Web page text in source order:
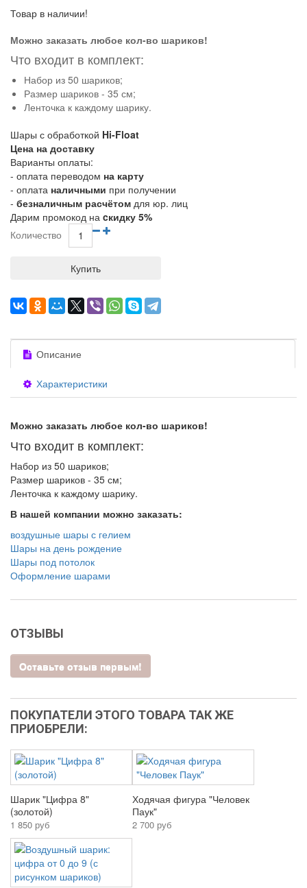
Товар в наличии!
Можно заказать любое кол-во шариков!
Что входит в комплект:
Набор из 50 шариков;
Размер шариков - 35 см;
Ленточка к каждому шарику.
Шары с обработкой Hi-Float
Цена на доставку
Варианты оплаты:
- оплата переводом на карту
- оплата наличными при получении
- безналичным расчётом для юр. лиц
Дарим промокод на cкидку 5%
Количество
Купить
Описание
Характеристики
Можно заказать любое кол-во шариков!
Что входит в комплект:
Набор из 50 шариков;
Размер шариков - 35 см;
Ленточка к каждому шарику.
В нашей компании можно заказать:
воздушные шары с гелием
Шары на день рождение
Шары под потолок
Оформление шарами
ОТЗЫВЫ
Оставьте отзыв первым!
ПОКУПАТЕЛИ ЭТОГО ТОВАРА ТАК ЖЕ
ПРИОБРЕЛИ:
Шарик "Цифра 8"
(золотой)
1 850 руб
Ходячая фигура "Человек
Паук"
2 700 руб